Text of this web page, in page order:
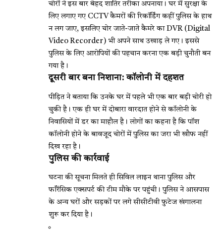
चोरों ने इस बार बेहद शातिर तरीका अपनाया। घर में सुरक्षा के
लिए लगाए गए CCTV कैमरों की रिकॉर्डिंग कहीं पुलिस के हाथ
न लग जाए, इसलिए चोर जाते-जाते कैमरे का DVR (Digital
Video Recorder) भी अपने साथ उखाड़ ले गए। इससे
पुलिस के लिए आरोपियों की पहचान करना एक बड़ी चुनौती बन
गया है।
दूसरी बार बना निशाना: कॉलोनी में दहशत
पीड़ित ने बताया कि उनके घर में पहले भी एक बार बड़ी चोरी हो
चुकी है। एक ही घर में दोबारा वारदात होने से कॉलोनी के
निवासियों में डर का माहौल है। लोगों का कहना है कि पॉश
कॉलोनी होने के बावजूद चोरों में पुलिस का जरा भी खौफ नहीं
दिख रहा है।
पुलिस की कार्रवाई
घटना की सूचना मिलते ही सिविल लाइन थाना पुलिस और
फॉरेंसिक एक्सपर्ट की टीम मौके पर पहुंची। पुलिस ने आसपास
के अन्य घरों और सड़कों पर लगे सीसीटीवी फुटेज खंगालना
शुरू कर दिया है।